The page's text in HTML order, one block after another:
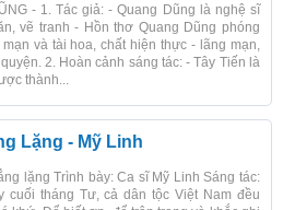
- 1. Tác giả: - Quang Dũng là nghệ sĩ
vẽ tranh - Hồn thơ Quang Dũng phóng
và tài hoa, chất hiện thực - lãng mạn,
2. Hoàn cảnh sáng tác: - Tây Tiến là
thành...
Lặng - Mỹ Linh
lặng Trình bày: Ca sĩ Mỹ Linh Sáng tác:
cuối tháng Tư, cả dân tộc Việt Nam đều